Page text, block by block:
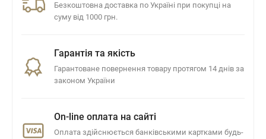
Безкоштовна доставка по Україні при покупці на
суму від 1000 грн.
Гарантія та якість
Гарантоване повернення товару протягом 14 днів за
законом України
On-line оплата на сайті
Оплата здійснюється банківськими картками будь-